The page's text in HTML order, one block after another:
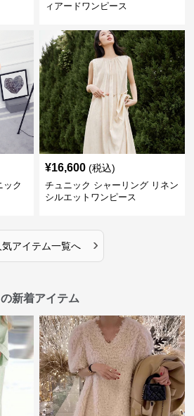
ィアードワンピース
ック
¥16,600 (税込)
チュニック シャーリング リネン
シルエットワンピース
気アイテム一覧へ ›
新着アイテム